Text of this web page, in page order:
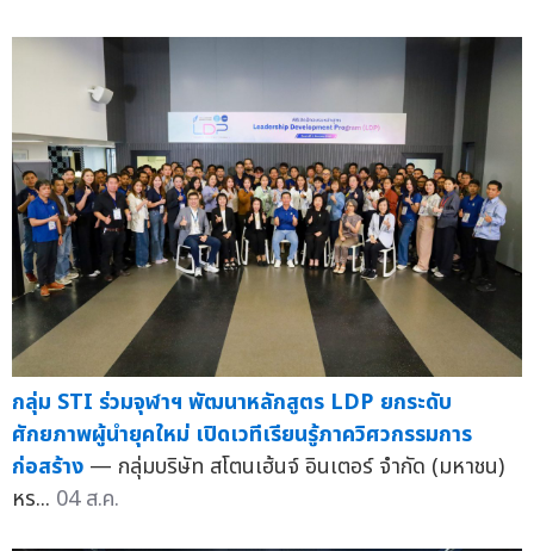
กลุ่ม STI ร่วมจุฬาฯ พัฒนาหลักสูตร LDP ยกระดับ
ศักยภาพผู้นำยุคใหม่ เปิดเวทีเรียนรู้ภาควิศวกรรมการ
ก่อสร้าง — กลุ่มบริษัท สโตนเฮ้นจ์ อินเตอร์ จำกัด (มหาชน)
หร... 04 ส.ค.